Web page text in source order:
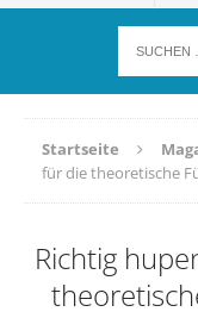
Startseite
für die theoretische
Richtig